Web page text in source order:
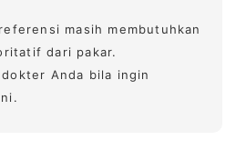
masih membutuhkan
dari pakar.
Anda bila ingin